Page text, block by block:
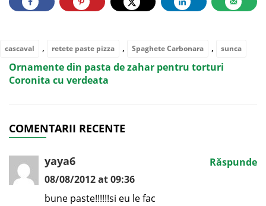
cascaval , retete paste pizza , Spaghete Carbonara , sunca
Ornamente din pasta de zahar pentru torturi
Coronita cu verdeata
COMENTARII RECENTE
yaya6
08/08/2012 at 09:36
bune paste!!!!!!si eu le fac
Răspunde